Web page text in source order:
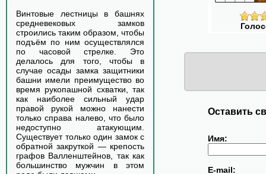
Винтовые лестницы в башнях
средневековых замков
строились таким образом, чтобы
подъём по ним осуществлялся
по часовой стрелке. Это
делалось для того, чтобы в
случае осады замка защитники
башни имели преимущество во
время рукопашной схватки, так
как наиболее сильный удар
правой рукой можно нанести
только справа налево, что было
недоступно атакующим.
Существует только один замок с
обратной закруткой — крепость
графов Валленштейнов, так как
большинство мужчин в этом
Оставить
Имя:
E-mail: